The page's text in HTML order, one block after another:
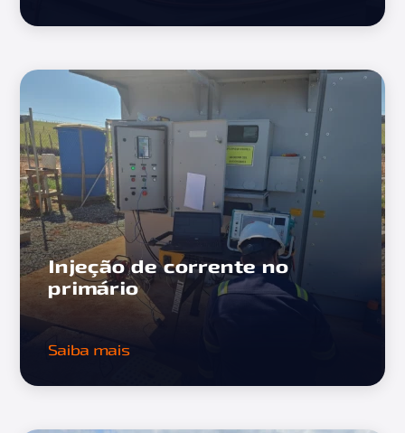
Injeção de corrente no
primário
Saiba mais